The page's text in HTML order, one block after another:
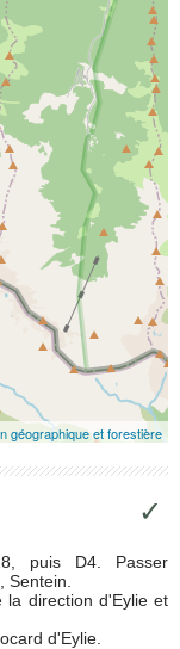
Photographies aériennes
✓
puis D4. Passer
la direction d'Eylie et
d'Eylie.